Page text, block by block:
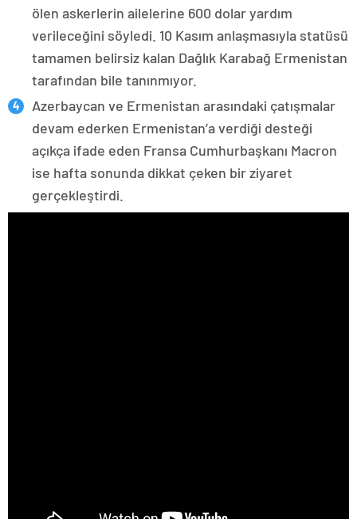
ölen askerlerin ailelerine 600 dolar yardım
verileceğini söyledi. 10 Kasım anlaşmasıyla statüsü
tamamen belirsiz kalan Dağlık Karabağ Ermenistan
tarafından bile tanınmıyor.
Azerbaycan ve Ermenistan arasındaki çatışmalar
devam ederken Ermenistan’a verdiği desteği
açıkça ifade eden Fransa Cumhurbaşkanı Macron
ise hafta sonunda dikkat çeken bir ziyaret
gerçekleştirdi.